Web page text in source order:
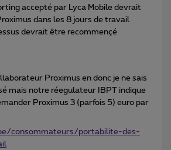
accepté par Lyca Mobile devrait
dans les 8 jours de travail
devrait être recommençé
Proximus en donc je ne sais
mais notre réegulateur IBPT indique
Proximus 3 (parfois 5) euro par
consommateurs/portabilite-des-